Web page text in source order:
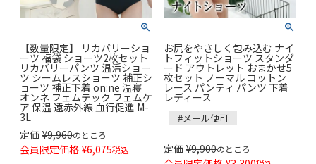
【数量限定】 リカバリーショ
ーツ 福袋 ショーツ2枚セット
リカバリーパンツ 温活ショー
ツ シームレスショーツ 補正シ
ョーツ 補正下着 on:ne 温寝
オンネ フェムテック フェムケ
ア 保温 遠赤外線 血行促進 M-
3L
定価 ¥9,960のところ
会員限定価格 ¥6,075税込
お尻をやさしく包み込む ナイ
トフィットショーツ スタンダ
ード アウトレット おまかせ5
枚セット ノーマル コットン
レース パンティ パンツ 下着
レディース
#メール便可
定価 ¥9,900のところ